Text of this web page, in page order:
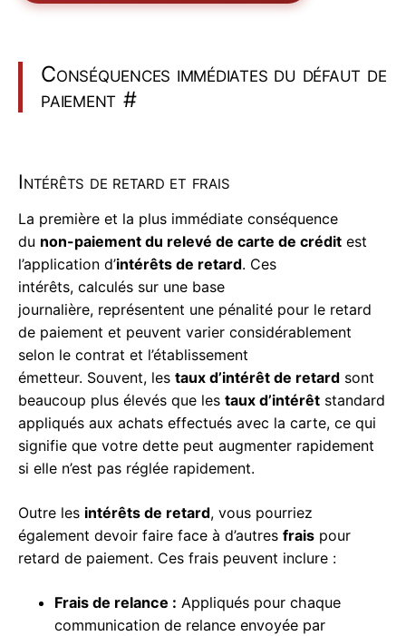
Conséquences immédiates du défaut de
paiement #
Intérêts de retard et frais
La première et la plus immédiate conséquence
du non-paiement du relevé de carte de crédit est
l’application d’intérêts de retard. Ces
intérêts, calculés sur une base
journalière, représentent une pénalité pour le retard
de paiement et peuvent varier considérablement
selon le contrat et l’établissement
émetteur. Souvent, les taux d’intérêt de retard sont
beaucoup plus élevés que les taux d’intérêt standard
appliqués aux achats effectués avec la carte, ce qui
signifie que votre dette peut augmenter rapidement
si elle n’est pas réglée rapidement.
Outre les intérêts de retard, vous pourriez
également devoir faire face à d’autres frais pour
retard de paiement. Ces frais peuvent inclure :
Frais de relance : Appliqués pour chaque
communication de relance envoyée par